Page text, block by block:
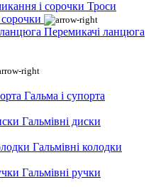
Троси
Перемикачі ланцюга
Гальма і супорта
Гальмівні диски
Гальмівні колодки
Гальмівні ручки